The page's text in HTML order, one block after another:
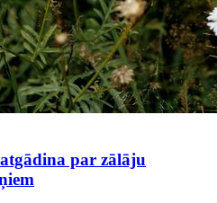
par zālāju